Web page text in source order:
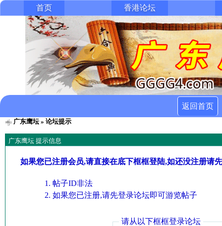
首页 香港论坛
返回首页
广东鹰坛» 论坛提示
广东鹰坛 提示信息
如果您已注册会员,请直接在底下框框登陆,如还没注册请
帖子ID非法
如果您已注册,请先登录论坛即可游览帖子
请从以下框框登录论坛